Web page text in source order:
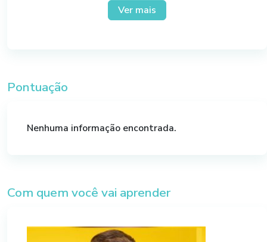
cinestésico);
– Escutatória;
– Proposta de valor;
– Técnicas de fechamento.
Ver mais
Pontuação
Nenhuma informação encontrada.
Com quem você vai aprender